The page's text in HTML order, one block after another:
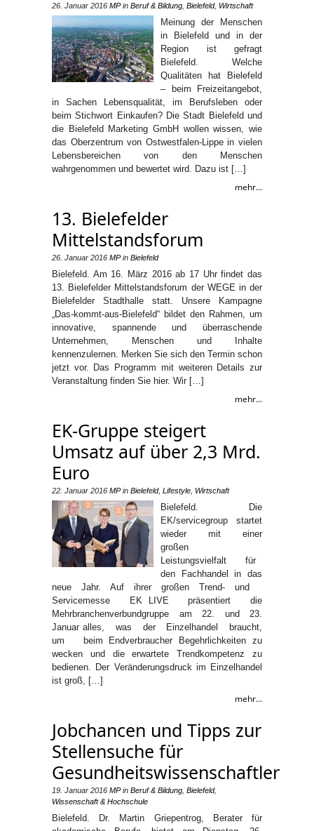
26. Januar 2016 MPin Beruf & Bildung Bielefeld, Wirtschaft
Meinung der Menschen
in Bielefeld und in der
Region ist gefragt
Bielefeld. Welche
Qualitäten hat Bielefeld
– beim Freizeitangebot,
in Sachen Lebensqualität, im Berufsleben oder
beim Stichwort Einkaufen? Die Stadt Bielefeld und
die Bielefeld Marketing GmbH wollen wissen, wie
das Oberzentrum von Ostwestfalen-Lippe in vielen
Lebensbereichen von den Menschen
wahrgenommen und bewertet wird. Dazu ist […]
mehr...
13. Bielefelder
Mittelstandsforum
26. Januar 2016 MPin Bielefeld
Bielefeld. Am 16. März 2016 ab 17 Uhr findet das
13. Bielefelder Mittelstandsforum der WEGE in der
Bielefelder Stadthalle statt. Unsere Kampagne
„Das-kommt-aus-Bielefeld“ bildet den Rahmen, um
innovative, spannende und überraschende
Unternehmen, Menschen und Inhalte
kennenzulernen. Merken Sie sich den Termin schon
jetzt vor. Das Programm mit weiteren Details zur
Veranstaltung finden Sie hier. Wir […]
mehr...
EK-Gruppe steigert
Umsatz auf über 2,3 Mrd.
Euro
22. Januar 2016 MPin Bielefeld, Lifestyle Wirtschaft
Bielefeld. Die
EK/servicegroup startet
wieder mit einer
großen
Leistungsvielfalt für
den Fachhandel in das
neue Jahr. Auf ihrer großen Trend- und
Servicemesse EK LIVE präsentiert die
Mehrbranchenverbundgruppe am 22. und 23.
Januar alles, was der Einzelhandel braucht,
um beim Endverbraucher Begehrlichkeiten zu
wecken und die erwartete Trendkompetenz zu
bedienen. Der Veränderungsdruck im Einzelhandel
ist groß, […]
mehr...
Jobchancen und Tipps zur
Stellensuche für
Gesundheitswissenschaftler
19. Januar 2016 MPin Beruf & Bildung Bielefeld,
Wissenschaft & Hochschule
Bielefeld. Dr. Martin Griepentrog, Berater für